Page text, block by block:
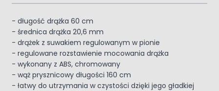
- długość drążka 60 cm
- średnica drążka 20,6 mm
- drążek z suwakiem regulowanym w pionie
- regulowane rozstawienie mocowania drążka
- wykonany z ABS, chromowany
- wąż prysznicowy długości 160 cm
- łatwy do utrzymania w czystości dzięki jego gładkiej